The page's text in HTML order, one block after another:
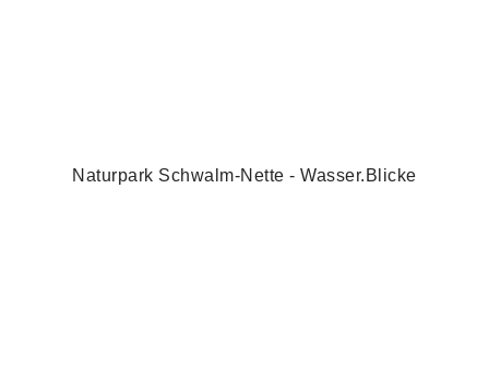
Naturpark Schwalm-Nette - Wasser.Blicke